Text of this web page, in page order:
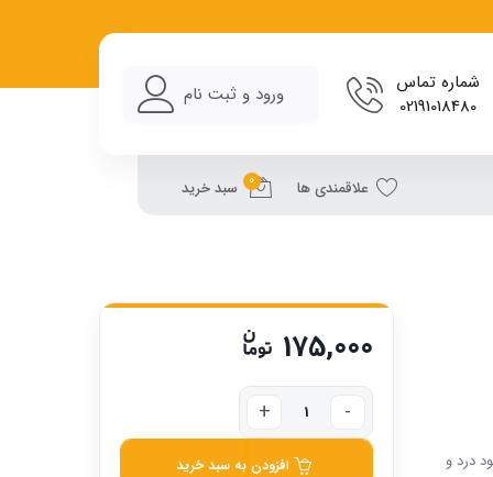
شماره تماس
02191018480
ورود و ثبت نام
علاقمندی ها 0 سبد خرید
درد و
175,000
افزودن به سبد خرید